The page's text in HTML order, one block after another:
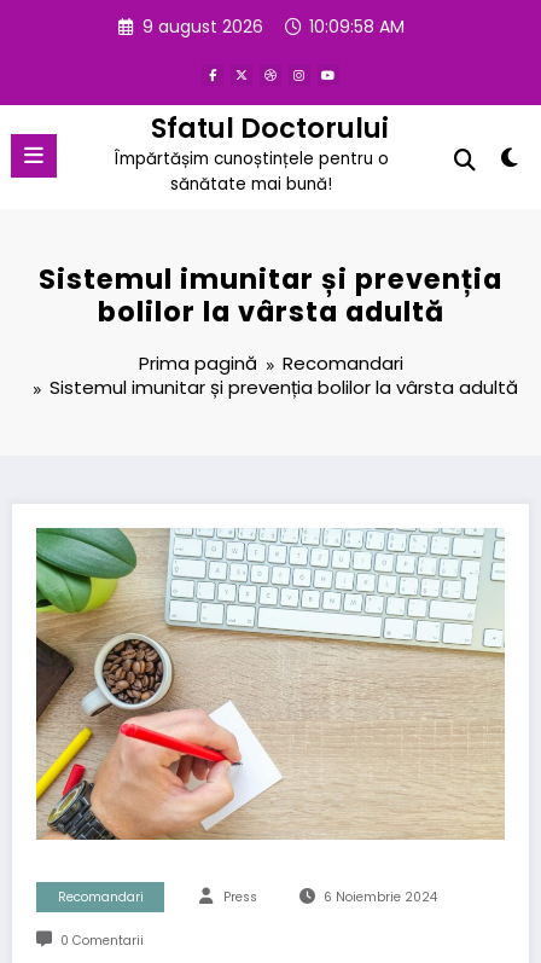
9 august 2026 10:09:58 AM
Sfatul Doctorului
Împărtășim cunoștințele pentru o
sănătate mai bună!
Sistemul imunitar și prevenția
bolilor la vârsta adultă
Prima pagină
Recomandari
Sistemul imunitar și prevenția bolilor la vârsta adultă
Recomandari Press 6 Noiembrie 2024
0 Comentarii